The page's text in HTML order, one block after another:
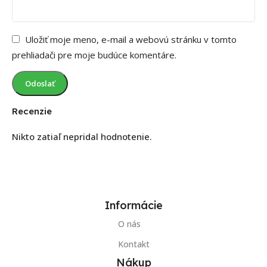
Recenzie
Nikto zatiaľ nepridal hodnotenie.
Uložiť moje meno, e-mail a webovú stránku v tomto
prehliadači pre moje budúce komentáre.
Informácie
O nás
Kontakt
Nákup